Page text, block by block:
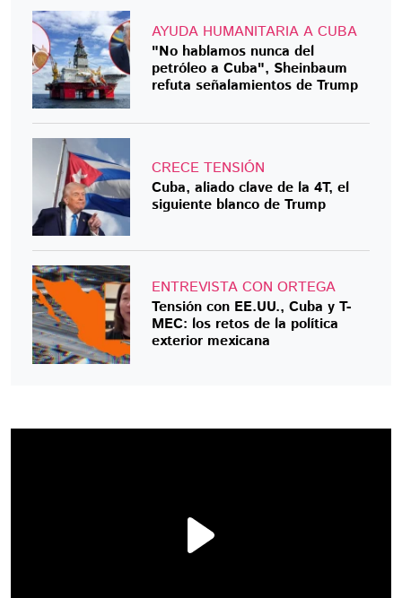
AYUDA HUMANITARIA A CUBA
"No hablamos nunca del
petróleo a Cuba", Sheinbaum
refuta señalamientos de Trump
CRECE TENSIÓN
Cuba, aliado clave de la 4T, el
siguiente blanco de Trump
ENTREVISTA CON ORTEGA
Tensión con EE.UU., Cuba y T-
MEC: los retos de la política
exterior mexicana